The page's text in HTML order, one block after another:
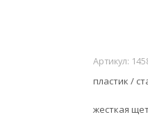
Артикул:
пластик /
жесткая